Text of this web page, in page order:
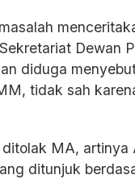
Dewan
diduga
tidak sah
MA,
ditunjuk